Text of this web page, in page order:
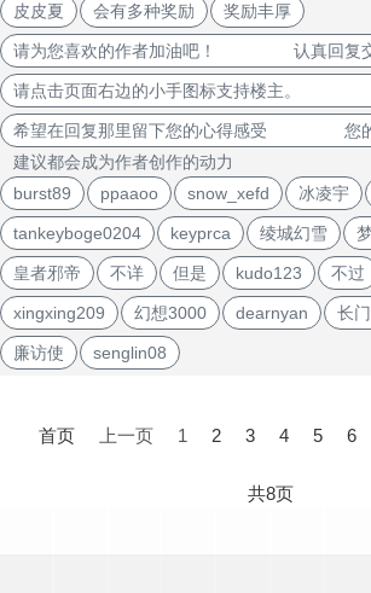
皮皮夏 会有多种奖励 奖励丰厚
请为您喜欢的作者加油吧！ 认真回复
请点击页面右边的小手图标支持楼主。
希望在回复那里留下您的心得感受 您的
建议都会成为作者创作的动力
burst89
ppaaoo snow_xefd 冰凌宇
tankeyboge0204 keyprca 绫城幻雪
皇者邪帝 不详 但是 kudo123 不过
xingxing209 幻想3000 dearnyan 长
廉访使 senglin08
首页 上一页 1 2 3 4 5 6
共8页